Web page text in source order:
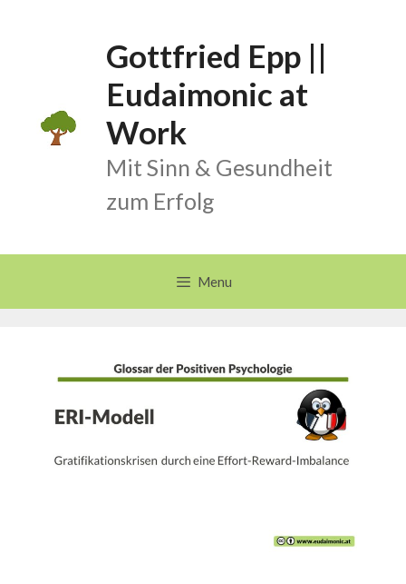
Gottfried Epp ||
Eudaimonic at
Work
Mit Sinn & Gesundheit
zum Erfolg
Menu